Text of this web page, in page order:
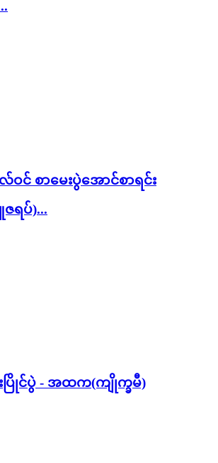
ဝင် စာမေးပွဲအောင်စာရင်း
ရပ်)...
ပြိုင်ပွဲ - အထက(ကျိုက္ခမီ)